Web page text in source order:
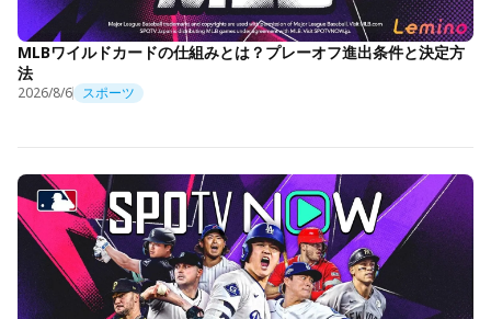
MLBワイルドカードの仕組みとは？プレーオフ進出条件と決定方
法
2026/8/6 スポーツ